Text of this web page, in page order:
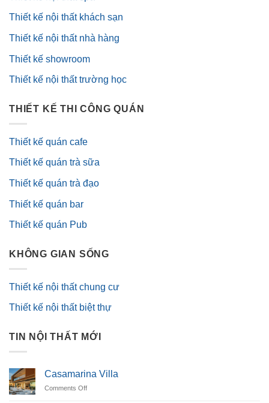
Thiết kế nội thất khách sạn
Thiết kế nội thất nhà hàng
Thiết kế showroom
Thiết kế nội thất trường học
THIẾT KẾ THI CÔNG QUÁN
Thiết kế quán cafe
Thiết kế quán trà sữa
Thiết kế quán trà đạo
Thiết kế quán bar
Thiết kế quán Pub
KHÔNG GIAN SỐNG
Thiết kế nội thất chung cư
Thiết kế nội thất biệt thự
TIN NỘI THẤT MỚI
Casamarina Villa
Comments Offon